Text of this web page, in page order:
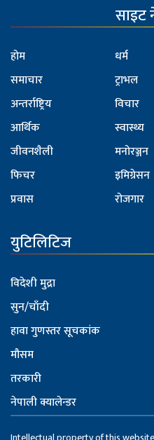
साइट
होम
समाचार
अन्तर्राष्ट्रिय
आर्थिक
जीवनशैली
फिचर
प्रवास
धर्म
ट्राभल
विचार
स्वास्थ्य
मनोरञ्जन
इमिग्रेसन
रोजगार
युटिलिटिज
विदेशी मुद्रा
सुन/चाँदी
हावा गुणस्तर सूचकांक
मौसम
तरकारी
नेपाली क्यालेन्डर